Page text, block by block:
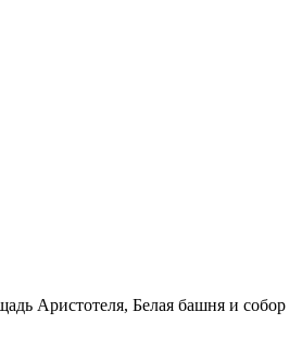
Аристотеля, Белая башня и собор